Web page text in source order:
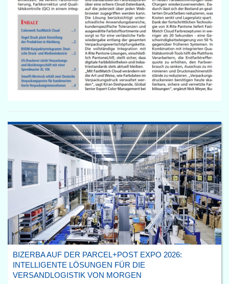
BIZERBA AUF DER PARCEL+POST EXPO 2026:
INTELLIGENTE LÖSUNGEN FÜR DIE
VERSANDLOGISTIK VON MORGEN